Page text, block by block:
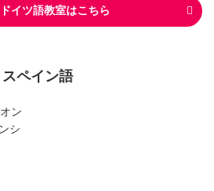
イツ語教室はこちら
スペイン語